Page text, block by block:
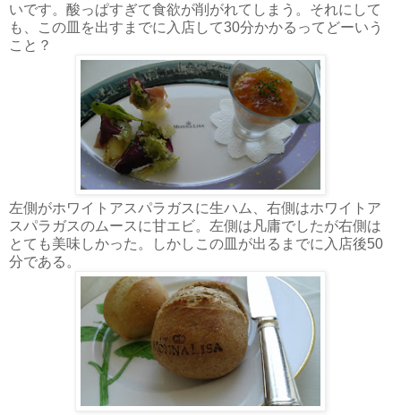
いです。酸っぱすぎて食欲が削がれてしまう。それにして
も、この皿を出すまでに入店して30分かかるってどーいう
こと？
左側がホワイトアスパラガスに生ハム、右側はホワイトア
スパラガスのムースに甘エビ。左側は凡庸でしたが右側は
とても美味しかった。しかしこの皿が出るまでに入店後50
分である。